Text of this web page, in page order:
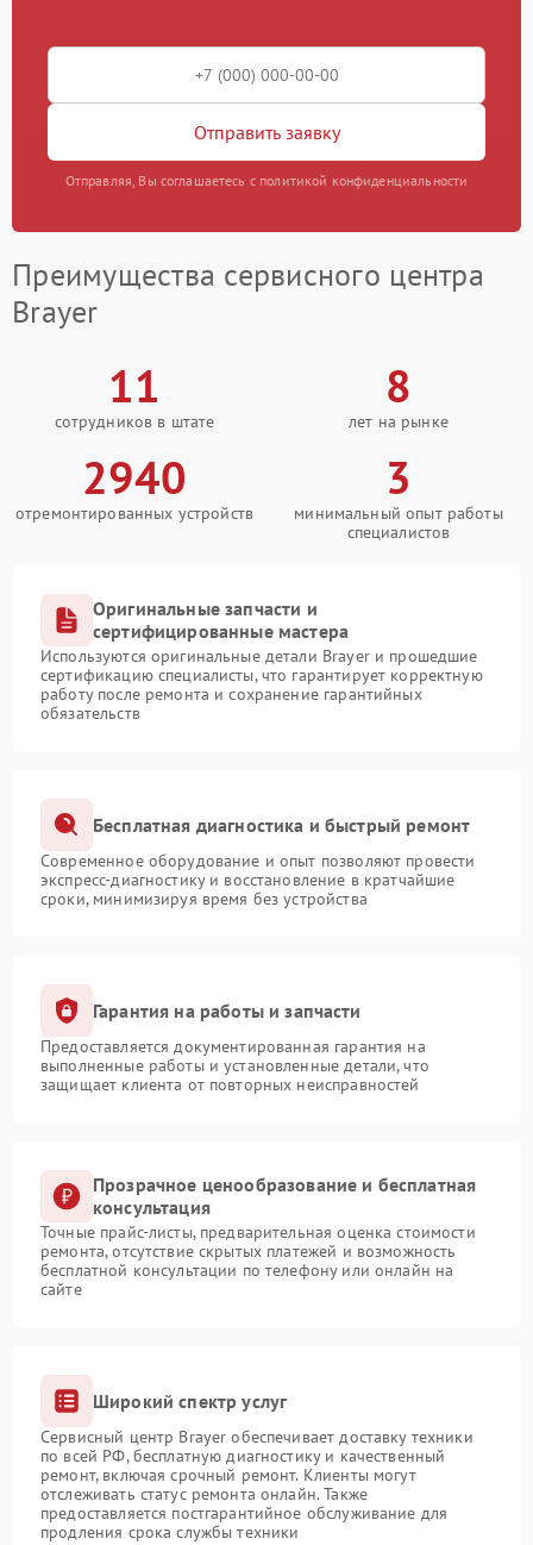
Отправить заявку
Отправляя, Вы соглашаетесь с политикой конфиденциальности
Преимущества сервисного центра
Brayer
11
сотрудников в штате
8
лет на рынке
2940
отремонтированных устройств
3
минимальный опыт работы
специалистов
Оригинальные запчасти и
сертифицированные мастера
Используются оригинальные детали Brayer и прошедшие
сертификацию специалисты, что гарантирует корректную
работу после ремонта и сохранение гарантийных
обязательств
Бесплатная диагностика и быстрый ремонт
Современное оборудование и опыт позволяют провести
экспресс-диагностику и восстановление в кратчайшие
сроки, минимизируя время без устройства
Гарантия на работы и запчасти
Предоставляется документированная гарантия на
выполненные работы и установленные детали, что
защищает клиента от повторных неисправностей
Прозрачное ценообразование и бесплатная
консультация
Точные прайс-листы, предварительная оценка стоимости
ремонта, отсутствие скрытых платежей и возможность
бесплатной консультации по телефону или онлайн на
сайте
Широкий спектр услуг
Сервисный центр Brayer обеспечивает доставку техники
по всей РФ, бесплатную диагностику и качественный
ремонт, включая срочный ремонт. Клиенты могут
отслеживать статус ремонта онлайн. Также
предоставляется постгарантийное обслуживание для
продления срока службы техники